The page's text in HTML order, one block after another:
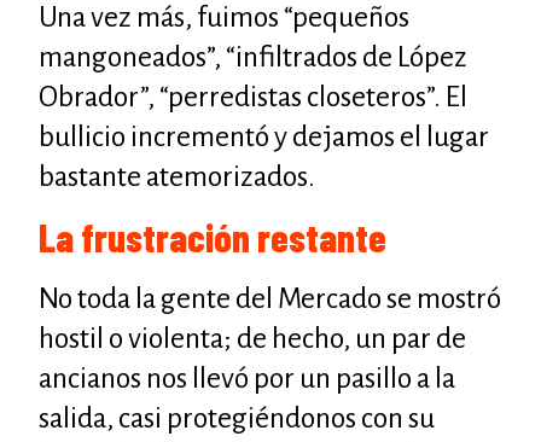
Una vez más, fuimos “pequeños
mangoneados”, “infiltrados de López
Obrador”, “perredistas closeteros”. El
bullicio incrementó y dejamos el lugar
bastante atemorizados.
La frustración restante
No toda la gente del Mercado se mostró
hostil o violenta; de hecho, un par de
ancianos nos llevó por un pasillo a la
salida, casi protegiéndonos con su